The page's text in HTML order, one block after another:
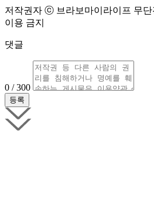
저작권자 ⓒ 브라보마이라이프 무
이용 금지
댓글
0 / 300